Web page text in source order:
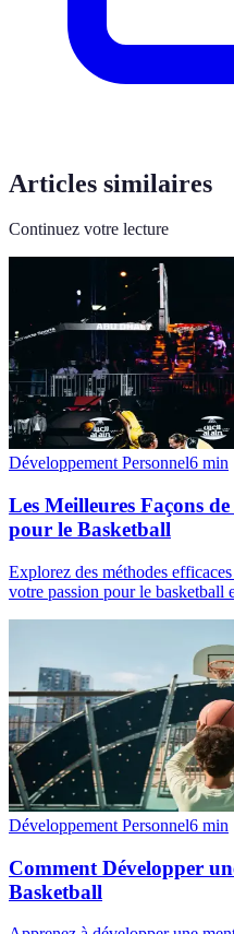
Articles similaires
Continuez votre lecture
Développement Personnel6 min
Les Meilleures Façons
pour le Basketball
Explorez des méthodes
votre passion pour le basketball
Développement Personnel6 min
Comment Développer
Basketball